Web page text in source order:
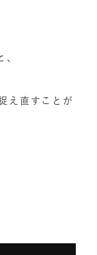
、
え直すことが